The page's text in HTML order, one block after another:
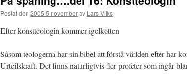
Postat den 2005 5 novemberav Lars Vilks
Efter konstteologin kommer igelkotten
Såsom teologerna har sin bibel att förstå världen efter har
Urteilskraft. Det finns naturligtvis fler profeter som ingår